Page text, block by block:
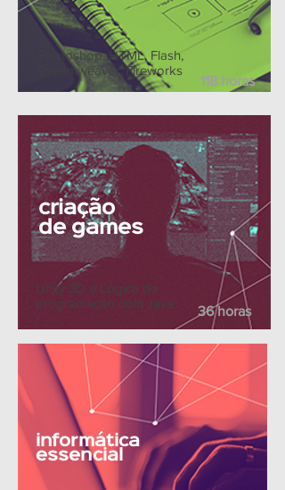
Photoshop, HTML, Flash,
Dreamweaver, Fireworks
118 horas
criação
de games
Unity 3D e Lógica de
programação com Java
36 horas
informática
essencial